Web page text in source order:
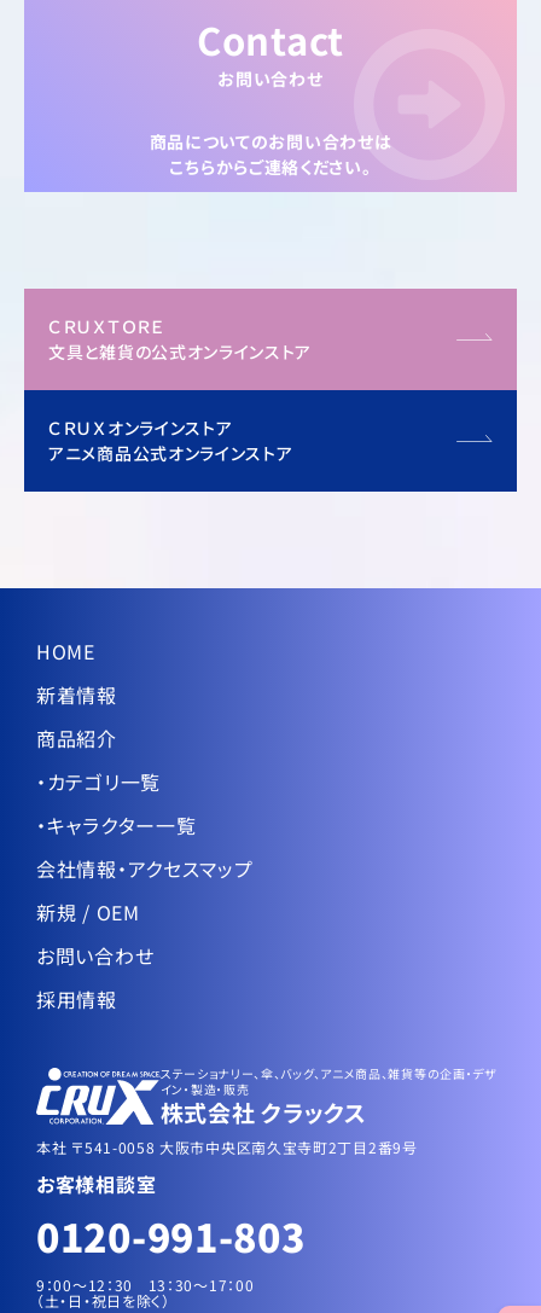
Contact
お問い合わせ
商品についてのお問い合わせは
こちらからご連絡ください。
ＣＲＵＸＴＯＲＥ
文具と雑貨の公式オンラインストア
ＣＲＵＸオンラインストア
アニメ商品公式オンラインストア
HOME
新着情報
商品紹介
・カテゴリ一覧
・キャラクター一覧
会社情報・アクセスマップ
新規 / OEM
お問い合わせ
採用情報
ステーショナリー、傘、バッグ、アニメ商品、雑貨等の企画・デザ
イン・製造・販売
株式会社 クラックス
本社 〒541-0058 大阪市中央区南久宝寺町2丁目2番9号
お客様相談室
0120-991-803
9：00～12：30 13：30〜17：00
（土・日・祝日を除く）